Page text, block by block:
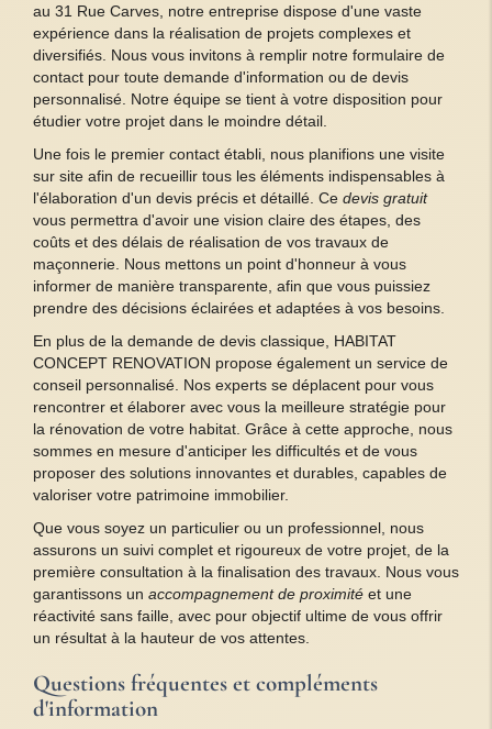
au 31 Rue Carves, notre entreprise dispose d'une vaste
expérience dans la réalisation de projets complexes et
diversifiés. Nous vous invitons à remplir notre formulaire de
contact pour toute demande d'information ou de devis
personnalisé. Notre équipe se tient à votre disposition pour
étudier votre projet dans le moindre détail.
Une fois le premier contact établi, nous planifions une visite
sur site afin de recueillir tous les éléments indispensables à
l'élaboration d'un devis précis et détaillé. Ce devis gratuit
vous permettra d'avoir une vision claire des étapes, des
coûts et des délais de réalisation de vos travaux de
maçonnerie. Nous mettons un point d'honneur à vous
informer de manière transparente, afin que vous puissiez
prendre des décisions éclairées et adaptées à vos besoins.
En plus de la demande de devis classique, HABITAT
CONCEPT RENOVATION propose également un service de
conseil personnalisé. Nos experts se déplacent pour vous
rencontrer et élaborer avec vous la meilleure stratégie pour
la rénovation de votre habitat. Grâce à cette approche, nous
sommes en mesure d'anticiper les difficultés et de vous
proposer des solutions innovantes et durables, capables de
valoriser votre patrimoine immobilier.
Que vous soyez un particulier ou un professionnel, nous
assurons un suivi complet et rigoureux de votre projet, de la
première consultation à la finalisation des travaux. Nous vous
garantissons un accompagnement de proximité et une
réactivité sans faille, avec pour objectif ultime de vous offrir
un résultat à la hauteur de vos attentes.
Questions fréquentes et compléments
d'information